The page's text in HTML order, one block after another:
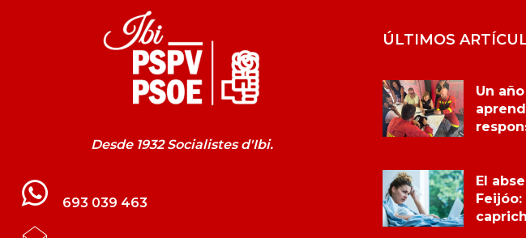
Desde 1932 Socialistes d'Ibi.
693 039 463
ÚLTIMOS
Un
El